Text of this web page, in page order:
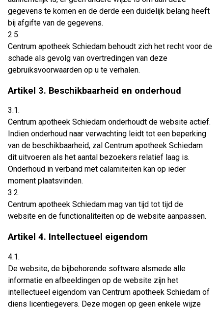
gegevens te komen en de derde een duidelijk belang heeft
bij afgifte van de gegevens.
2.5.
Centrum apotheek Schiedam behoudt zich het recht voor de
schade als gevolg van overtredingen van deze
gebruiksvoorwaarden op u te verhalen.
Artikel 3. Beschikbaarheid en onderhoud
3.1.
Centrum apotheek Schiedam onderhoudt de website actief.
Indien onderhoud naar verwachting leidt tot een beperking
van de beschikbaarheid, zal Centrum apotheek Schiedam
dit uitvoeren als het aantal bezoekers relatief laag is.
Onderhoud in verband met calamiteiten kan op ieder
moment plaatsvinden.
3.2.
Centrum apotheek Schiedam mag van tijd tot tijd de
website en de functionaliteiten op de website aanpassen.
Artikel 4. Intellectueel eigendom
4.1.
De website, de bijbehorende software alsmede alle
informatie en afbeeldingen op de website zijn het
intellectueel eigendom van Centrum apotheek Schiedam of
diens licentiegevers. Deze mogen op geen enkele wijze